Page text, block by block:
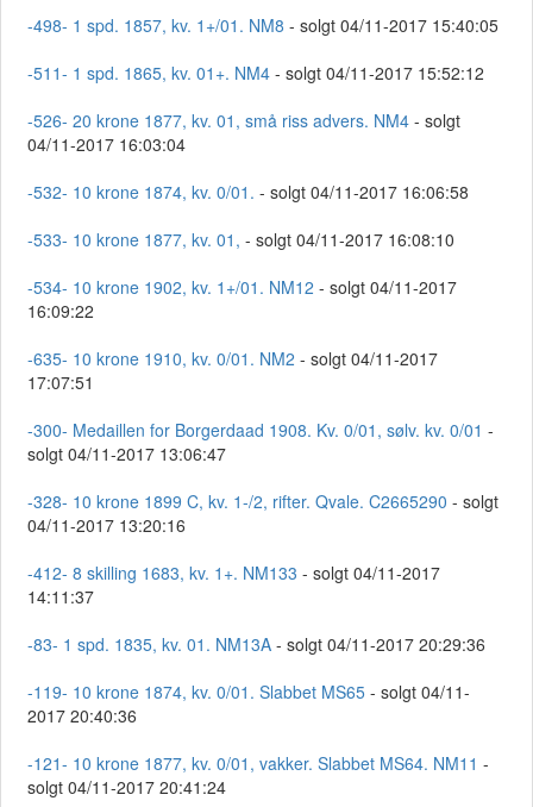
-498- 1 spd. 1857, kv. 1+/01. NM8 - solgt 04/11-2017 15:40:05
-511- 1 spd. 1865, kv. 01+. NM4 - solgt 04/11-2017 15:52:12
-526- 20 krone 1877, kv. 01, små riss advers. NM4 - solgt
04/11-2017 16:03:04
-532- 10 krone 1874, kv. 0/01. - solgt 04/11-2017 16:06:58
-533- 10 krone 1877, kv. 01, - solgt 04/11-2017 16:08:10
-534- 10 krone 1902, kv. 1+/01. NM12 - solgt 04/11-2017
16:09:22
-635- 10 krone 1910, kv. 0/01. NM2 - solgt 04/11-2017
17:07:51
-300- Medaillen for Borgerdaad 1908. Kv. 0/01, sølv. kv. 0/01 -
solgt 04/11-2017 13:06:47
-328- 10 krone 1899 C, kv. 1-/2, rifter. Qvale. C2665290 - solgt
04/11-2017 13:20:16
-412- 8 skilling 1683, kv. 1+. NM133 - solgt 04/11-2017
14:11:37
-83- 1 spd. 1835, kv. 01. NM13A - solgt 04/11-2017 20:29:36
-119- 10 krone 1874, kv. 0/01. Slabbet MS65 - solgt 04/11-
2017 20:40:36
-121- 10 krone 1877, kv. 0/01, vakker. Slabbet MS64. NM11 -
solgt 04/11-2017 20:41:24